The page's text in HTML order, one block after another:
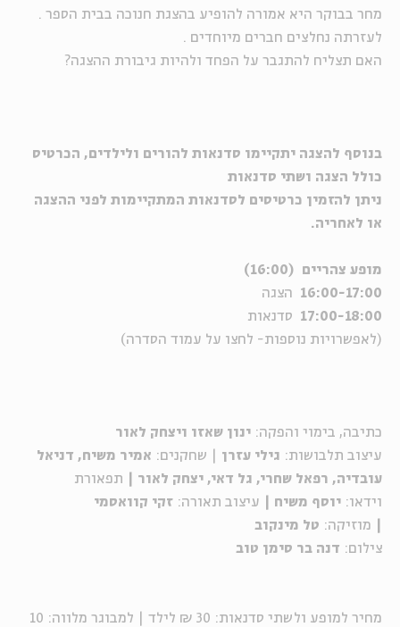
מחר בבוקר היא אמורה להופיע בהצגת חנוכה בבית הספר .
לעזרתה נחלצים חברים מיוחדים .
האם תצליח להתגבר על הפחד ולהיות גיבורת ההצגה?
בנוסף להצגה יתקיימו סדנאות להורים ולילדים, הכרטיס
כולל הצגה ושתי סדנאות
ניתן להזמין כרטיסים לסדנאות המתקיימות לפני ההצגה
או לאחריה.
מופע צהריים (16:00)
16:00-17:00
הצגה
17:00-18:00
סדנאות
(לאפשרויות נוספות- לחצו על עמוד הסדרה)
כתיבה, בימוי והפקה: ינון שאזו ויצחק לאור
עיצוב תלבושות: גילי עזרן | שחקנים: אמיר משיח, דניאל
עובדיה, רפאל שחרי, גל דאי, יצחק לאור | תפאורת
וידאו: יוסף משיח | עיצוב תאורה: זקי קוואסמי
מוזיקה: טל מינקוב
צילום: דנה בר סימן טוב
מחיר למופע ולשתי סדנאות: 30 ₪ לילד | למבוגר מלווה: 10